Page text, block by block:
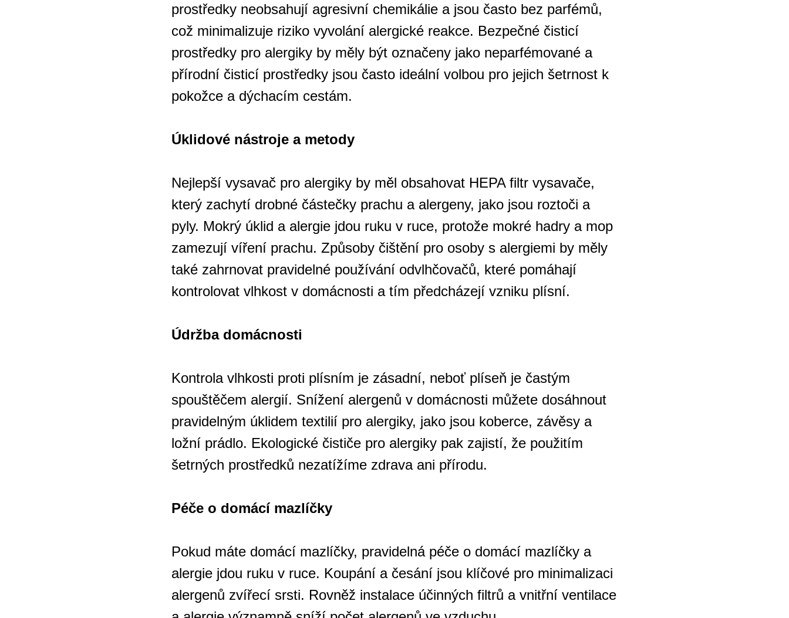
prostředky neobsahují agresivní chemikálie a jsou často bez parfémů,
což minimalizuje riziko vyvolání alergické reakce. Bezpečné čisticí
prostředky pro alergiky by měly být označeny jako neparfémované a
přírodní čisticí prostředky jsou často ideální volbou pro jejich šetrnost k
pokožce a dýchacím cestám.
Úklidové nástroje a metody
Nejlepší vysavač pro alergiky by měl obsahovat HEPA filtr vysavače,
který zachytí drobné částečky prachu a alergeny, jako jsou roztoči a
pyly. Mokrý úklid a alergie jdou ruku v ruce, protože mokré hadry a mop
zamezují víření prachu. Způsoby čištění pro osoby s alergiemi by měly
také zahrnovat pravidelné používání odvlhčovačů, které pomáhají
kontrolovat vlhkost v domácnosti a tím předcházejí vzniku plísní.
Údržba domácnosti
Kontrola vlhkosti proti plísním je zásadní, neboť plíseň je častým
spouštěčem alergií. Snížení alergenů v domácnosti můžete dosáhnout
pravidelným úklidem textilií pro alergiky, jako jsou koberce, závěsy a
ložní prádlo. Ekologické čističe pro alergiky pak zajistí, že použitím
šetrných prostředků nezatížíme zdrava ani přírodu.
Péče o domácí mazlíčky
Pokud máte domácí mazlíčky, pravidelná péče o domácí mazlíčky a
alergie jdou ruku v ruce. Koupání a česání jsou klíčové pro minimalizaci
alergenů zvířecí srsti. Rovněž instalace účinných filtrů a vnitřní ventilace